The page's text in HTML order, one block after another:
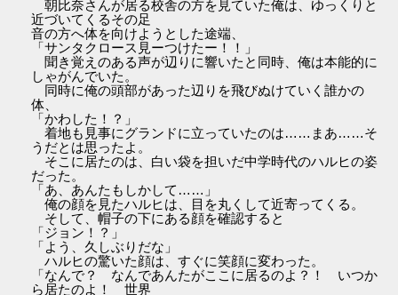
朝比奈さんが居る校舎の方を見ていた俺は、ゆっくりと
近づいてくるその足
音の方へ体を向けようとした途端、
「サンタクロース見ーつけたー！！」
聞き覚えのある声が辺りに響いたと同時、俺は本能的に
しゃがんでいた。
同時に俺の頭部があった辺りを飛びぬけていく誰かの
体、
「かわした！？」
着地も見事にグランドに立っていたのは……まあ……そ
うだとは思ったよ。
そこに居たのは、白い袋を担いだ中学時代のハルヒの姿
だった。
「あ、あんたもしかして……」
俺の顔を見たハルヒは、目を丸くして近寄ってくる。
そして、帽子の下にある顔を確認すると
「ジョン！？」
「よう、久しぶりだな」
ハルヒの驚いた顔は、すぐに笑顔に変わった。
「なんで？ なんであんたがここに居るのよ？！ いつか
ら居たのよ！ 世界